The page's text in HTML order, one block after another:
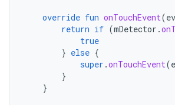
override fun onTouchEvent(
return if (mDetector .
true
} else {
super .onTouchEvent(
}
}